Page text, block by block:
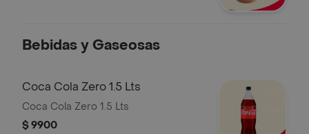
Bebidas y Gaseosas
Coca Cola Zero 1.5 Lts
Coca Cola Zero 1.5 Lts
$ 9900